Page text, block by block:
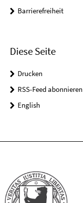
Barrierefreiheit
Diese Seite
Drucken
RSS-Feed abonnieren
English